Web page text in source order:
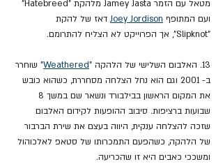
מטאל עם הזמר Jamey Jasta מלהקת "Hatebreed"
ועם המתופף Joey Jordison דאז של להקת
"Slipknot", אך הפרוייקט לא הצליח להתרומם.
13. האלבום השלישי של הלהקה " Weathered" שוחרר
ב- 2001 וגם הוא נחל הצלחה מסחררת, כשהוא כובש
שבועות ברציפות. סיבוב ההופעות לקידום האלבום
שזכה להצלחה ענקית, היווה בעצם את שירת הברבור
של הלהקה, כשהפעם התמכרותו של סטאפ לאלכוהול
ומשככי כאבים היא זו שהכריעה.